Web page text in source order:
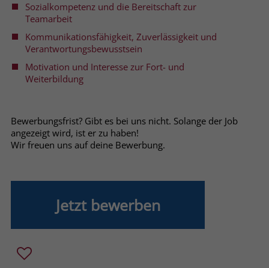
Sozialkompetenz und die Bereitschaft zur
Teamarbeit
Kommunikationsfähigkeit, Zuverlässigkeit und
Verantwortungsbewusstsein
Motivation und Interesse zur Fort- und
Weiterbildung
Bewerbungsfrist? Gibt es bei uns nicht. Solange der Job
angezeigt wird, ist er zu haben!
Wir freuen uns auf deine Bewerbung.
Jetzt bewerben
sodass erzielte Erfolge wie z.B.
Anzeige zugewiesen werden können.
Name _fbp
Laufzeit 3 Monate
Zweck
Der Zweck von _fbp ist vollständig auf
Facebook platziert es, während ein
Cookie verfolgt die Besuche eines